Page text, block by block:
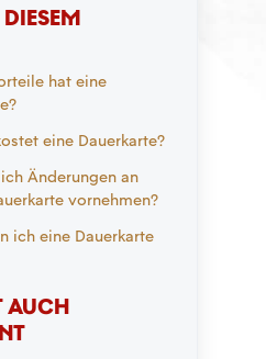
hat eine
eine Dauerkarte?
Änderungen an
vornehmen?
ich eine Dauerkarte
AUCH